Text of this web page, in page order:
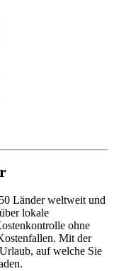
Länder weltweit und
lokale
ohne
Mit der
auf welche Sie